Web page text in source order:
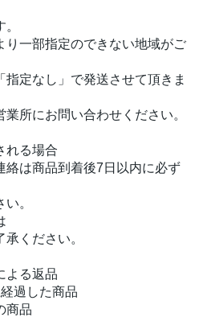
り一部指定のできない地域がご
定なし」で発送させて頂きま
所にお問い合わせください。
れる場合
絡は商品到着後7日以内に必ず
。
ください。
よる返品
過した商品
商品